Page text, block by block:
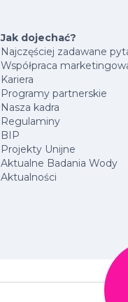
Jak dojechać?
Najczęściej zadawane
Współpraca
Kariera
Programy partnerskie
Nasza kadra
Regulaminy
BIP
Projekty Unijne
Aktualne Badania Wody
Aktualności